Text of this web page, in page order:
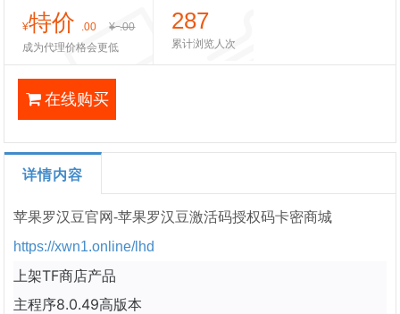
款功能等你来鉴内置独家专属码设备可无网络激活苹果
¥特价 .00 ¥ .00
成为代理价格会更低
287
累计浏览人次
在线购买
详情内容
苹果罗汉豆官网-苹果罗汉豆激活码授权码卡密商城
https://xwn1.online/lhd
上架TF商店产品
主程序8.0.49高版本